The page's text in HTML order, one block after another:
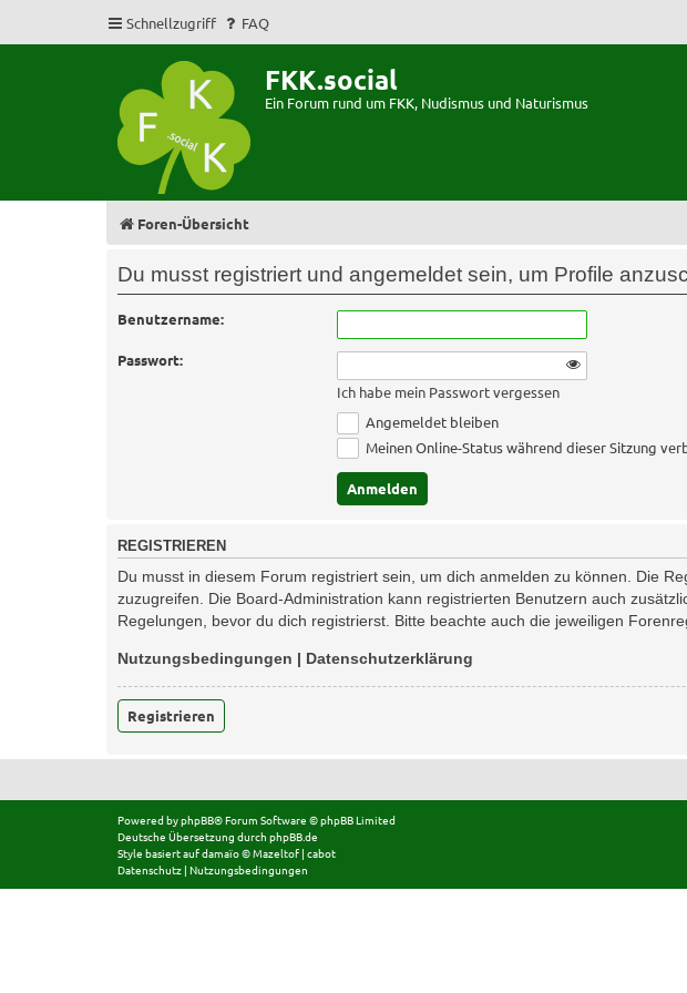
Schnellzugriff FAQ
FKK.social
Ein Forum rund um FKK, Nudismus und Naturismus
Foren-Übersicht
Du musst registriert und angemeldet sein, um Profile
Benutzername:
Passwort:
Ich habe mein Passwort vergessen
Angemeldet bleiben
Meinen Online-Status während dieser Sitzung
REGISTRIEREN
Du musst in diesem Forum registriert sein, um dich anmelden zu können. Die
zuzugreifen. Die Board-Administration kann registrierten Benutzern auch
Regelungen, bevor du dich registrierst. Bitte beachte auch die jeweiligen
Nutzungsbedingungen | Datenschutzerklärung
Registrieren
Powered byphpBB® Forum Software © phpBB Limited
Deutsche Übersetzung durch phpBB.de
Style basiert aufdamaïo ©Mazeltof | cabot
Datenschutz | Nutzungsbedingungen